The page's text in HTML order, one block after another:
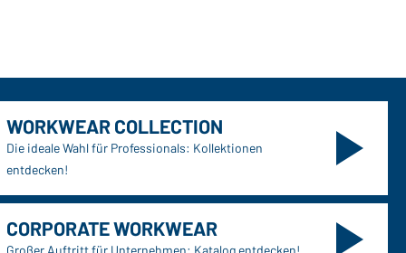
WORKWEAR COLLECTION
Die ideale Wahl für Professionals: Kollektionen
entdecken!
CORPORATE WORKWEAR
Großer Auftritt für Unternehmen: Katalog entdecken!